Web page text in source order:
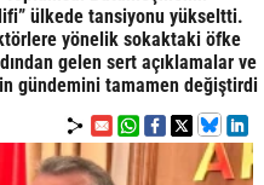
ülkede tansiyonu yükseltti.
yönelik sokaktaki öfke
gelen sert açıklamalar ve
gündemini tamamen değiştirdi